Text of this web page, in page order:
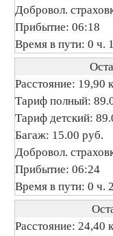
Добровол.
Прибытие: 06:18
Время в пути: 0 ч.
Расстояние: 19,90
Тариф полный:
Тариф детский:
Багаж: 15.00 руб.
Добровол.
Прибытие: 06:24
Время в пути: 0 ч.
Расстояние: 24,40